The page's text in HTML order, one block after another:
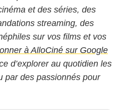
et des séries, des
streaming, des
sur vos films et vos
à AlloCiné sur Google
d’explorer au quotidien les
par des passionnés pour